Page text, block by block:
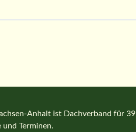
Anhalt ist Dachverband für
und Terminen.